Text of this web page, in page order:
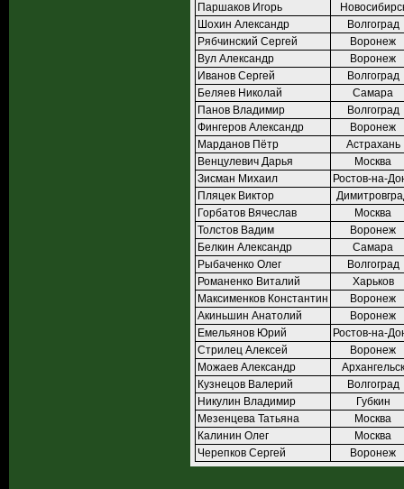
Паршаков Игорь
Шохин Александр
Волгоград
Рябчинский Сергей
Воронеж
Вул Александр
Воронеж
Иванов Сергей
Волгоград
Беляев Николай
Самара
Панов Владимир
Волгоград
Фингеров Александр
Воронеж
Марданов Пётр
Астрахань
Венцулевич Дарья
Москва
Зисман Михаил
Ростов-на-
Пляцек Виктор
Горбатов Вячеслав
Москва
Толстов Вадим
Воронеж
Белкин Александр
Самара
Рыбаченко Олег
Волгоград
Романенко Виталий
Харьков
Максименков Константин
Воронеж
Акиньшин Анатолий
Воронеж
Емельянов Юрий
Ростов-на-
Стрилец Алексей
Воронеж
Можаев Александр
Архангельск
Кузнецов Валерий
Волгоград
Никулин Владимир
Губкин
Мезенцева Татьяна
Москва
Калинин Олег
Москва
Черепков Сергей
Воронеж